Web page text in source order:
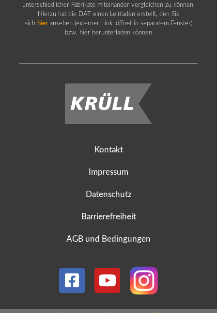
unterschiedlicher Fabrikate miteinander vergleichen zu können.
Hierzu hat die DAT einen Leitfaden erstellt, den Sie
sich hier ansehen (externer Link, öffnet in separatem Fenster)
bzw. hier herunterladen können
Kontakt
Impressum
Datenschutz
Barrierefreiheit
AGB und Bedingungen